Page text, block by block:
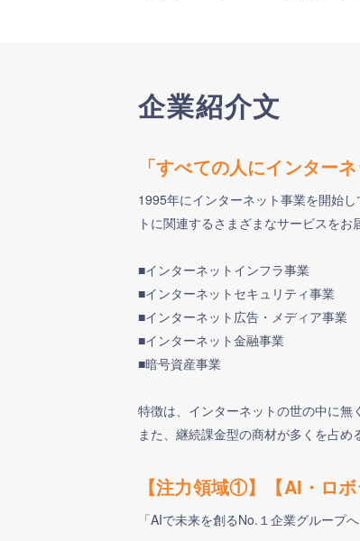
企業紹介文
「すべての人にインターネ
1995年にインターネット事業を開始
トに関連するさまざまなサービスをお
■インターネットインフラ事業
■インターネットセキュリティ事業
■インターネット広告・メディア事業
■インターネット金融事業
■暗号資産事業
特徴は、インターネットの世の中に無
また、継続課金型の商材が多くを占め
【注力領域①】【AI・ロボ
「AIで未来を創るNo.１企業グループ